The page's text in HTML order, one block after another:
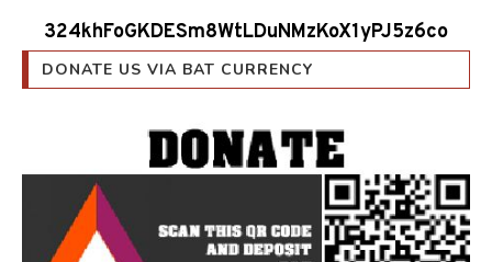
DONATE US VIA BAT CURRENCY